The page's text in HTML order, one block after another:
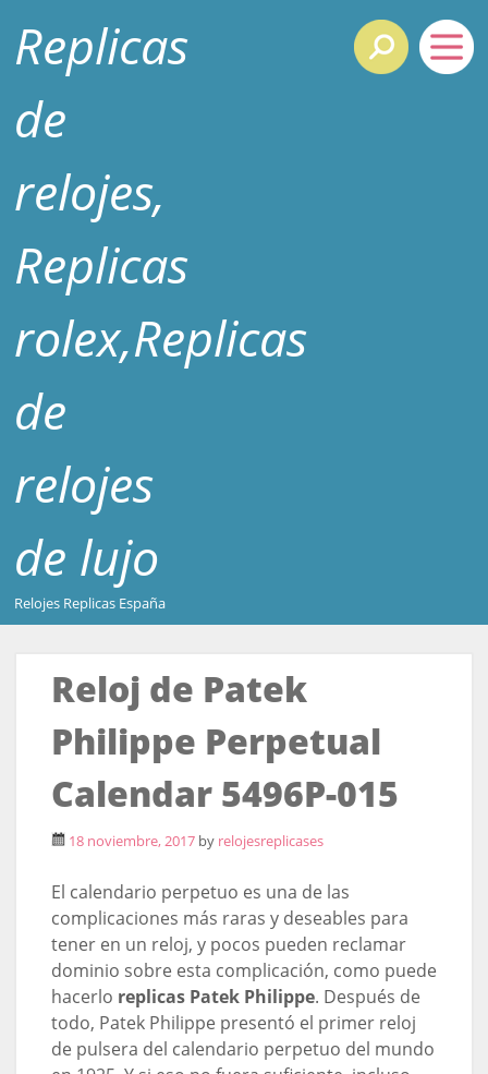
Replicas
de
relojes,
Replicas
rolex,Replicas
de
relojes
de lujo
Relojes Replicas España
Reloj de Patek
Philippe Perpetual
Calendar 5496P-015
18 noviembre, 2017 by relojesreplicases
El calendario perpetuo es una de las
complicaciones más raras y deseables para
tener en un reloj, y pocos pueden reclamar
dominio sobre esta complicación, como puede
hacerlo replicas Patek Philippe. Después de
todo, Patek Philippe presentó el primer reloj
de pulsera del calendario perpetuo del mundo